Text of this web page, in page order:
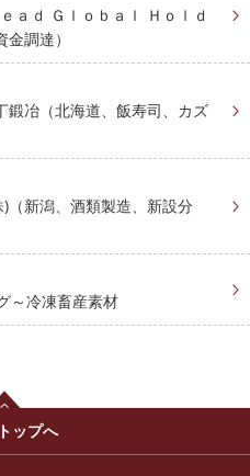
ａｄ Ｇｌｏｂａｌ Ｈｏｌｄ
調達）
冶（北海道、飯寿司、カズ
新潟、酒類製造、新設分
～冷凍畜産素材
ップへ